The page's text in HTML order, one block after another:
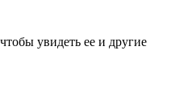
увидеть ее и другие